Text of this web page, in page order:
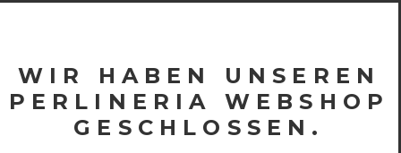
WIR HABEN UNSEREN
PERLINERIA WEBSHOP
GESCHLOSSEN.